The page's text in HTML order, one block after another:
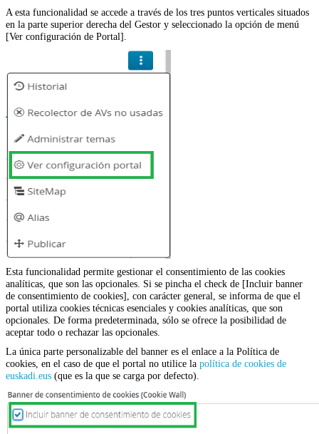
A esta funcionalidad se accede a través de los tres puntos verticales situados
en la parte superior derecha del Gestor y seleccionado la opción de menú
[Ver configuración de Portal].
Esta funcionalidad permite gestionar el consentimiento de las cookies
analíticas, que son las opcionales. Si se pincha el check de [Incluir banner
de consentimiento de cookies], con carácter general, se informa de que el
portal utiliza cookies técnicas esenciales y cookies analíticas, que son
opcionales. De forma predeterminada, sólo se ofrece la posibilidad de
aceptar todo o rechazar las opcionales.
La única parte personalizable del banner es el enlace a la Política de
cookies, en el caso de que el portal no utilice la política de cookies de
euskadi.eus (que es la que se carga por defecto).